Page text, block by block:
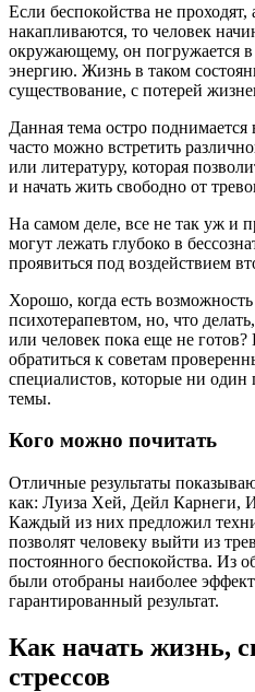
Если беспокойства не проходят,
накапливаются, то человек
окружающему, он погружается в
энергию. Жизнь в таком
существование, с потерей
Данная тема остро
часто можно встретить
или литературу, которая
и начать жить свободно от
На самом деле, все не так уж и
могут лежать глубоко в
проявиться под воздействием
Хорошо, когда есть
психотерапевтом, но, что
или человек пока еще не готов?
обратиться к советам
специалистов, которые ни один
темы.
Кого можно почитать
Отличные результаты
как: Луиза Хей, Дейл
Каждый из них предложил
позволят человеку выйти из
постоянного беспокойства. Из
были отобраны наиболее
гарантированный результат.
Как начать жизнь,
стрессов